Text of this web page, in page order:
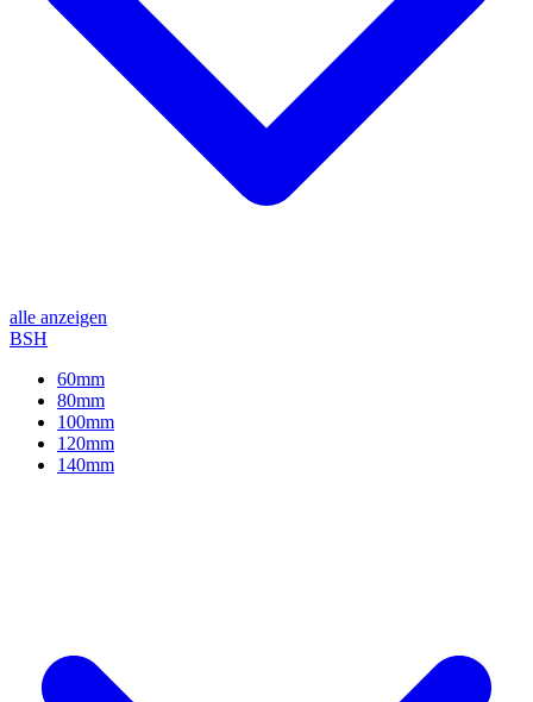
alle anzeigen
BSH
60mm
80mm
100mm
120mm
140mm